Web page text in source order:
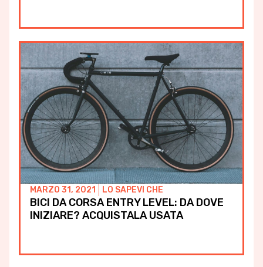
MARZO 31, 2021 LO SAPEVI CHE
BICI DA CORSA ENTRY LEVEL: DA DOVE
INIZIARE? ACQUISTALA USATA